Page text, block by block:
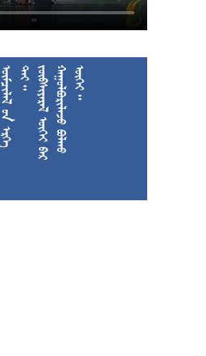
 






































 